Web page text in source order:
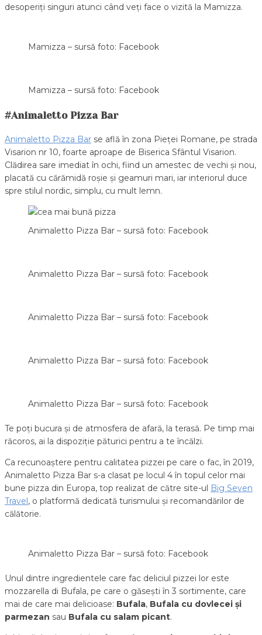
desoperiți singuri atunci când veți face o vizită la Mamizza.
Mamizza – sursă foto: Facebook
Mamizza – sursă foto: Facebook
#Animaletto Pizza Bar
Animaletto Pizza Bar se află în zona Pieței Romane, pe strada
Visarion nr 10, foarte aproape de Biserica Sfântul Visarion.
Clădirea sare imediat în ochi, fiind un amestec de vechi și nou,
placată cu cărămidă roșie și geamuri mari, iar interiorul duce
spre stilul nordic, simplu, cu mult lemn.
Animaletto Pizza Bar – sursă foto: Facebook
Animaletto Pizza Bar – sursă foto: Facebook
Animaletto Pizza Bar – sursă foto: Facebook
Animaletto Pizza Bar – sursă foto: Facebook
Animaletto Pizza Bar – sursă foto: Facebook
Te poți bucura și de atmosfera de afară, la terasă. Pe timp mai
răcoros, ai la dispoziție păturici pentru a te încălzi.
Ca recunoaștere pentru calitatea pizzei pe care o fac, în 2019,
Animaletto Pizza Bar s-a clasat pe locul 4 în topul celor mai
bune pizza din Europa, top realizat de către site-ul Big Seven
Travel, o platformă dedicată turismului și recomandărilor de
călătorie.
Animaletto Pizza Bar – sursă foto: Facebook
Unul dintre ingredientele care fac deliciul pizzei lor este
mozzarella di Bufala, pe care o găsești în 3 sortimente, care
mai de care mai delicioase: Bufala, Bufala cu dovlecei și
parmezan sau Bufala cu salam picant.